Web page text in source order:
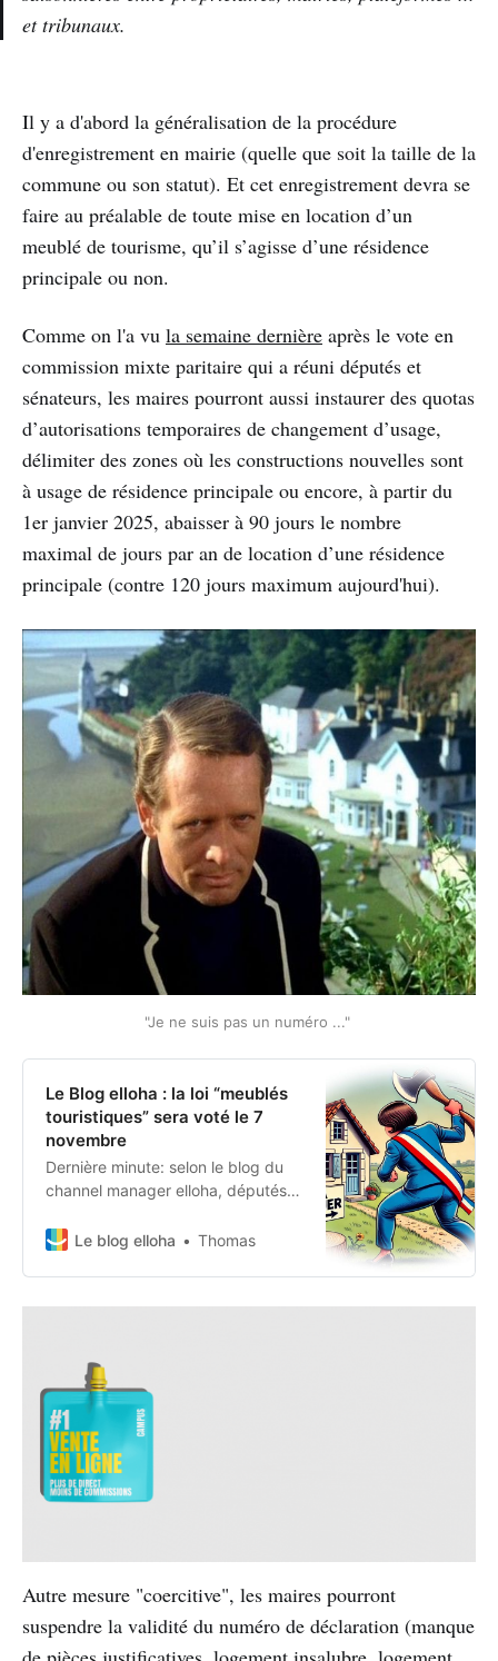
et tribunaux.
Il y a d'abord la généralisation de la procédure
d'enregistrement en mairie (quelle que soit la taille de la
commune ou son statut). Et cet enregistrement devra se
faire au préalable de toute mise en location d’un
meublé de tourisme, qu’il s’agisse d’une résidence
principale ou non.
Comme on l'a vu la semaine dernière après le vote en
commission mixte paritaire qui a réuni députés et
sénateurs, les maires pourront aussi instaurer des quotas
d’autorisations temporaires de changement d’usage,
délimiter des zones où les constructions nouvelles sont
à usage de résidence principale ou encore, à partir du
1er janvier 2025, abaisser à 90 jours le nombre
maximal de jours par an de location d’une résidence
principale (contre 120 jours maximum aujourd'hui).
"Je ne suis pas un numéro ..."
Le Blog elloha : la loi “meublés
touristiques” sera voté le 7
novembre
Dernière minute: selon le blog du
channel manager elloha, députés
cette nuit pour voter la fin des
meublés touristiques.
Le blog elloha Thomas
Autre mesure "coercitive", les maires pourront
suspendre la validité du numéro de déclaration (manque